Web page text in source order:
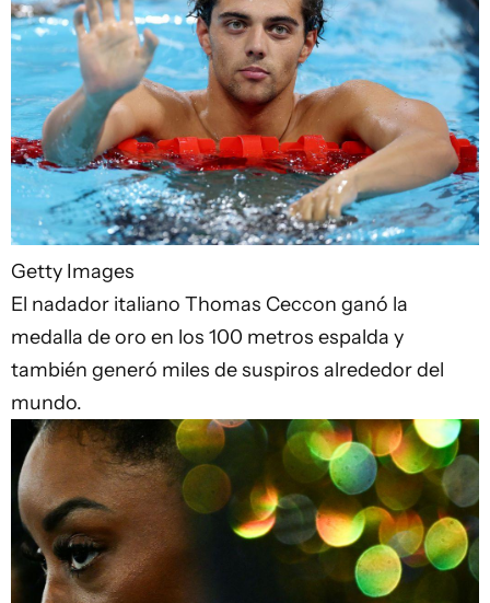
Getty Images
El nadador italiano Thomas Ceccon ganó la
medalla de oro en los 100 metros espalda y
también generó miles de suspiros alrededor del
mundo.